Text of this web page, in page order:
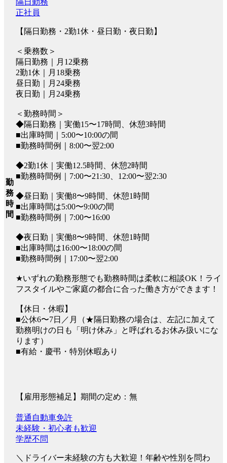
勤
務
時
間
隔日勤務
正社員
【隔日勤務・2勤1休・昼日勤・夜日勤】
＜乗務数＞
隔日勤務｜月12乗務
2勤1休｜月18乗務
昼日勤｜月24乗務
夜日勤｜月24乗務
＜勤務時間＞
◆隔日勤務｜実働15〜17時間、休憩3時間
■出庫時間｜5:00〜10:00の間
■勤務時間例｜8:00〜翌2:00
◆2勤1休｜実働12.5時間、休憩2時間
■勤務時間例｜7:00〜21:30、12:00〜翌2:30
◆昼日勤｜実働8〜9時間、休憩1時間
■出庫時間は5:00〜9:00の間
■勤務時間例｜7:00〜16:00
◆夜日勤｜実働8〜9時間、休憩1時間
■出庫時間は16:00〜18:00の間
■勤務時間例｜17:00〜翌2:00
★いずれの勤務形態でも勤務時間は柔軟に相談OK！ライ
フスタイルやご家庭の都合に合った働き方ができます！
【休日・休暇】
■公休6〜7日／月（★隔日勤務の場合は、左記に加えて
勤務明けの日も「明け休み」と呼ばれるお休み扱いにな
ります）
■有給・慶弔・特別休暇あり
【雇用形態補足】期間の定め：無
普通自動車免許
未経験・初心者も歓迎
学歴不問
＼ドライバー未経験の方も大歓迎！年齢や性別を問わ